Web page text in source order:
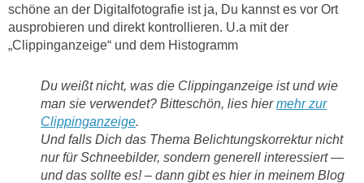
schöne an der Digitalfotografie ist ja, Du kannst es vor Ort
ausprobieren und direkt kontrollieren. U.a mit der
„Clippinganzeige“ und dem Histogramm
Du weißt nicht, was die Clippinganzeige ist und wie
man sie verwendet? Bitteschön, lies hiermehr zur
Clippinganzeige.
Und falls Dich das Thema Belichtungskorrektur nicht
nur für Schneebilder, sondern generell interessiert —
und das sollte es! – dann gibt es hier in meinem Blog